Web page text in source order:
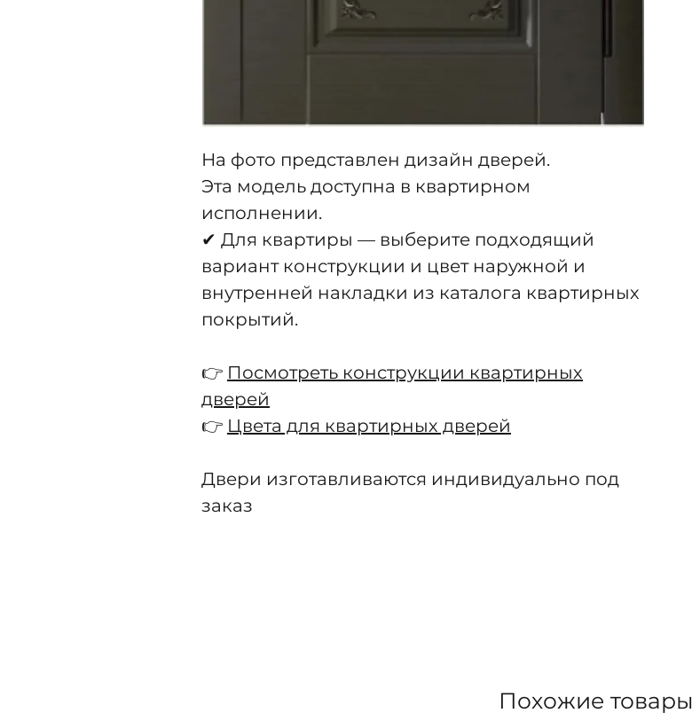
На фото представлен дизайн дверей.
Эта модель доступна в квартирном
исполнении.
✔ Для квартиры — выберите подходящий
вариант конструкции и цвет наружной и
внутренней накладки из каталога квартирных
покрытий.
👉 Посмотреть конструкции квартирных
дверей
👉 Цвета для квартирных дверей
Двери изготавливаются индивидуально под
заказ
Похожие товары